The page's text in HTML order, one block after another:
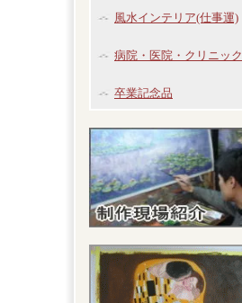
風水インテリア(仕事運)
病院・医院・クリニック
卒業記念品